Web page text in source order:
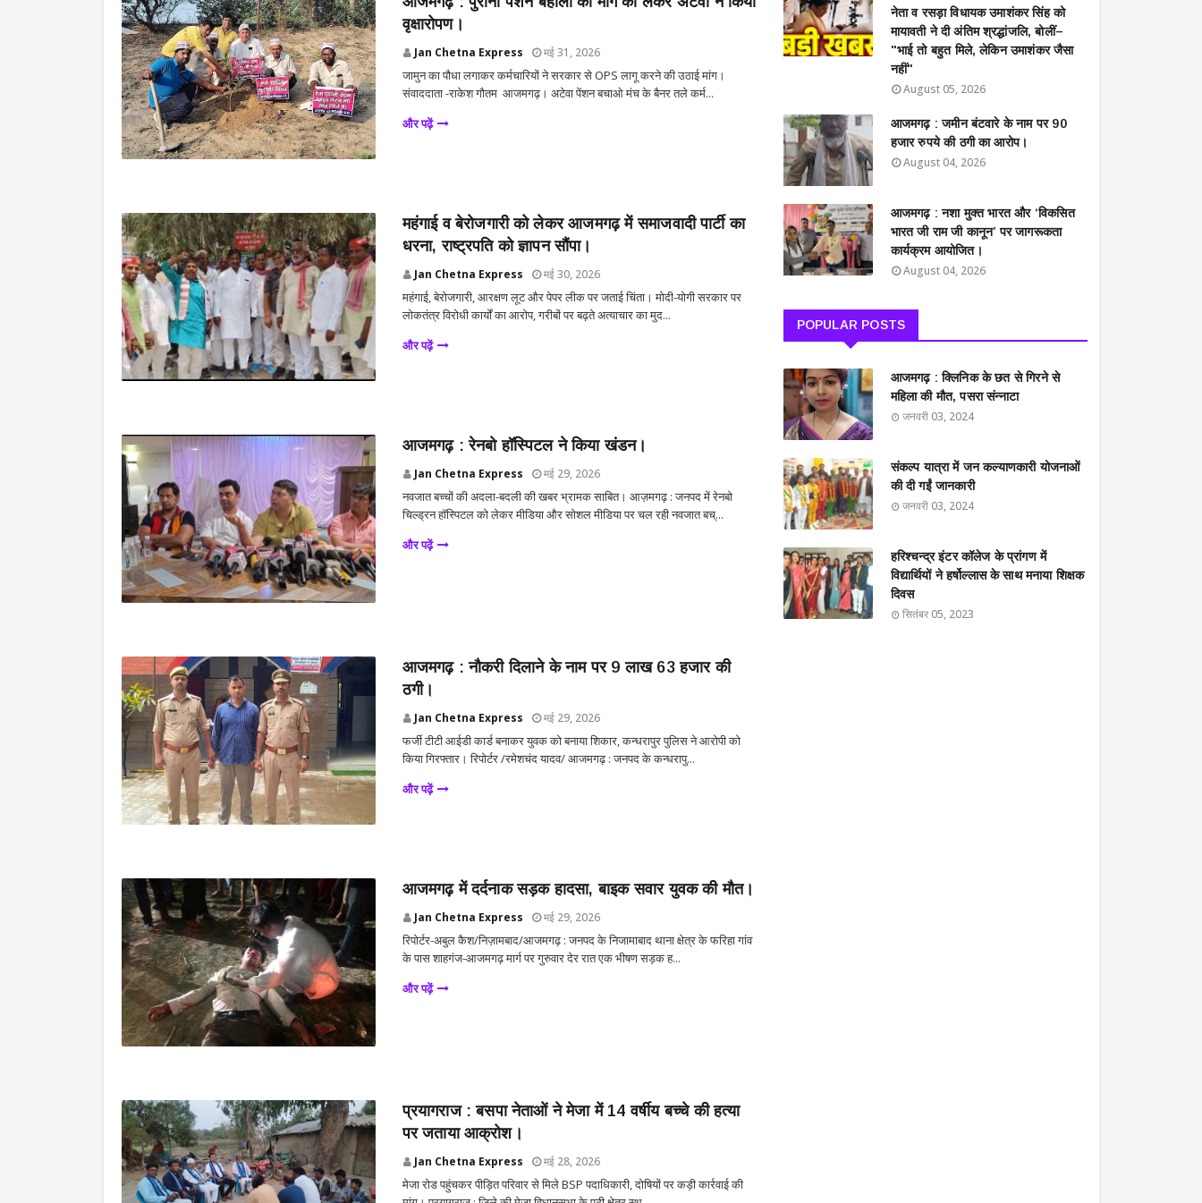
वृक्षारोपण।
Jan Chetna Express मई 31, 2026
जामुन का पौधा लगाकर कर्मचारियों ने सरकार से OPS लागू करने की उठाई मांग।
संवाददाता -राकेश गौतम आजमगढ़। अटेवा पेंशन बचाओ मंच के बैनर तले कर्म...
और पढ़ें
महंगाई व बेरोजगारी को लेकर आजमगढ़ में समाजवादी पार्टी का
धरना, राष्ट्रपति को ज्ञापन सौंपा।
Jan Chetna Express मई 30, 2026
महंगाई, बेरोजगारी, आरक्षण लूट और पेपर लीक पर जताई चिंता। मोदी-योगी सरकार पर
लोकतंत्र विरोधी कार्यों का आरोप, गरीबों पर बढ़ते अत्याचार का मुद...
और पढ़ें
आजमगढ़ : रेनबो हॉस्पिटल ने किया खंडन।
Jan Chetna Express मई 29, 2026
नवजात बच्चों की अदला-बदली की खबर भ्रामक साबित। आज़मगढ़ : जनपद में रेनबो
चिल्ड्रन हॉस्पिटल को लेकर मीडिया और सोशल मीडिया पर चल रही नवजात बच्...
और पढ़ें
आजमगढ़ : नौकरी दिलाने के नाम पर 9 लाख 63 हजार की
ठगी।
Jan Chetna Express मई 29, 2026
फर्जी टीटी आईडी कार्ड बनाकर युवक को बनाया शिकार, कन्धरापुर पुलिस ने आरोपी को
किया गिरफ्तार। रिपोर्टर /रमेशचंद यादव/ आजमगढ़ : जनपद के कन्धरापु...
और पढ़ें
आजमगढ़ में दर्दनाक सड़क हादसा, बाइक सवार युवक की मौत।
Jan Chetna Express मई 29, 2026
रिपोर्टर-अबुल कैश/निज़ामबाद/आजमगढ़ : जनपद के निजामाबाद थाना क्षेत्र के फरिहा गांव
के पास शाहगंज-आजमगढ़ मार्ग पर गुरुवार देर रात एक भीषण सड़क ह...
और पढ़ें
प्रयागराज : बसपा नेताओं ने मेजा में 14 वर्षीय बच्चे की हत्या
पर जताया आक्रोश।
Jan Chetna Express मई 28, 2026
मेजा रोड पहुंचकर पीड़ित परिवार से मिले BSP पदाधिकारी, दोषियों पर कड़ी कार्रवाई की
नेता व रसड़ा विधायक उमाशंकर सिंह को
मायावती ने दी अंतिम श्रद्धांजलि, बोलीं–
"भाई तो बहुत मिले, लेकिन उमाशंकर जैसा
नहीं"
August 05, 2026
आजमगढ़ : जमीन बंटवारे के नाम पर 90
हजार रुपये की ठगी का आरोप।
August 04, 2026
आजमगढ़ : नशा मुक्त भारत और ‘विकसित
भारत जी राम जी कानून’ पर जागरूकता
कार्यक्रम आयोजित।
August 04, 2026
POPULAR POSTS
आजमगढ़ : क्लिनिक के छत से गिरने से
महिला की मौत, पसरा संन्नाटा
जनवरी 03, 2024
संकल्प यात्रा में जन कल्याणकारी योजनाओं
की दी गईं जानकारी
जनवरी 03, 2024
हरिश्चन्द्र इंटर कॉलेज के प्रांगण में
विद्यार्थियों ने हर्षोल्लास के साथ मनाया शिक्षक
दिवस
सितंबर 05, 2023